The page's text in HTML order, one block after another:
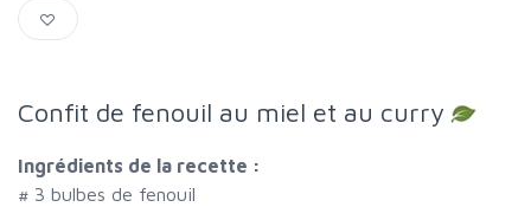
Confit de fenouil au miel et au curry
Ingrédients de la recette :
# 3 bulbes de fenouil